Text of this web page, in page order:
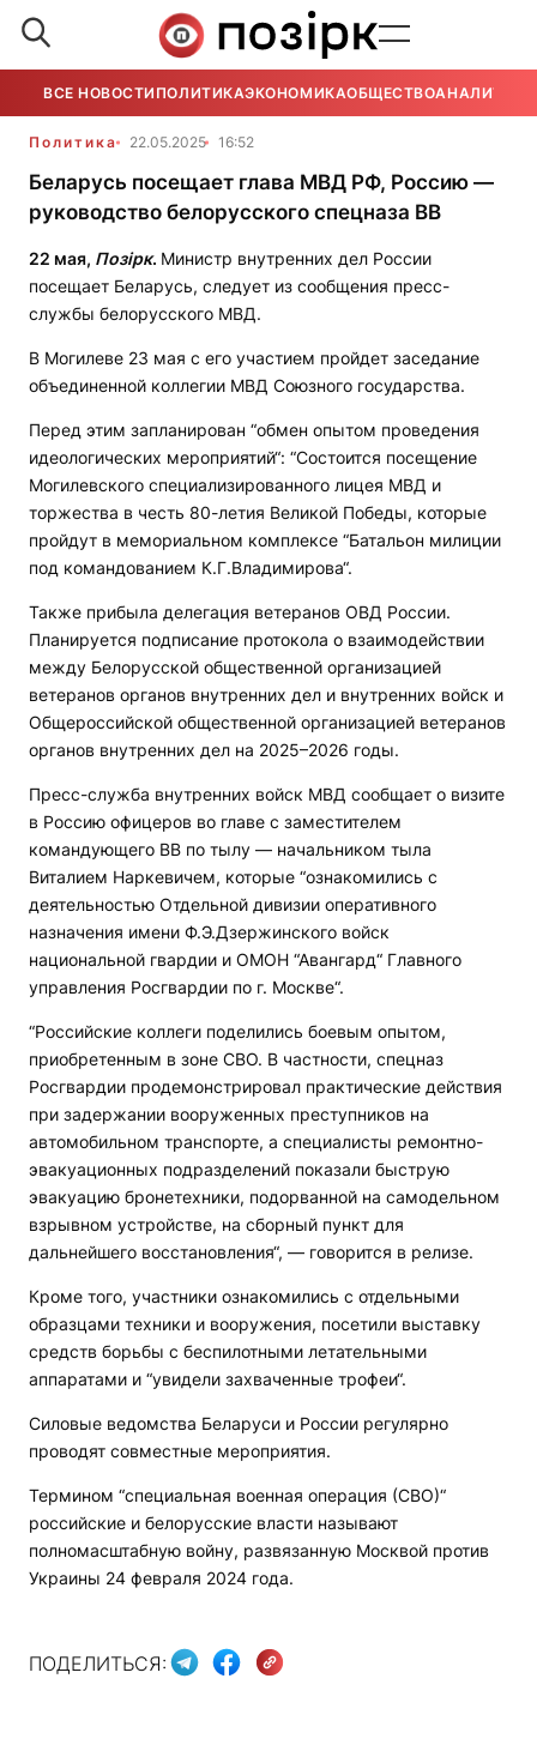
ВСЕ НОВОСТИ ПОЛИТИКАЭКОНОМИКАОБЩЕСТВОАНАЛИТИКА
Политика 22.05.2025 16:52
Беларусь посещает глава МВД РФ, Россию —
руководство белорусского спецназа ВВ
22 мая, Позірк. Министр внутренних дел России
посещает Беларусь, следует из сообщения пресс-
службы белорусского МВД.
В Могилеве 23 мая с его участием пройдет заседание
объединенной коллегии МВД Союзного государства.
Перед этим запланирован “обмен опытом проведения
идеологических мероприятий“: “Состоится посещение
Могилевского специализированного лицея МВД и
торжества в честь 80-летия Великой Победы, которые
пройдут в мемориальном комплексе “Батальон милиции
под командованием К.Г.Владимирова“.
Также прибыла делегация ветеранов ОВД России.
Планируется подписание протокола о взаимодействии
между Белорусской общественной организацией
ветеранов органов внутренних дел и внутренних войск и
Общероссийской общественной организацией ветеранов
органов внутренних дел на 2025–2026 годы.
Пресс-служба внутренних войск МВД сообщает о визите
в Россию офицеров во главе с заместителем
командующего ВВ по тылу — начальником тыла
Виталием Наркевичем, которые “ознакомились с
деятельностью Отдельной дивизии оперативного
назначения имени Ф.Э.Дзержинского войск
национальной гвардии и ОМОН “Авангард“ Главного
управления Росгвардии по г. Москве“.
“Российские коллеги поделились боевым опытом,
приобретенным в зоне СВО. В частности, спецназ
Росгвардии продемонстрировал практические действия
при задержании вооруженных преступников на
автомобильном транспорте, а специалисты ремонтно-
эвакуационных подразделений показали быструю
эвакуацию бронетехники, подорванной на самодельном
взрывном устройстве, на сборный пункт для
дальнейшего восстановления“, — говорится в релизе.
Кроме того, участники ознакомились с отдельными
образцами техники и вооружения, посетили выставку
средств борьбы с беспилотными летательными
аппаратами и “увидели захваченные трофеи“.
Силовые ведомства Беларуси и России регулярно
проводят совместные мероприятия.
Термином “специальная военная операция (СВО)“
российские и белорусские власти называют
полномасштабную войну, развязанную Москвой против
Украины 24 февраля 2024 года.
ПОДЕЛИТЬСЯ: